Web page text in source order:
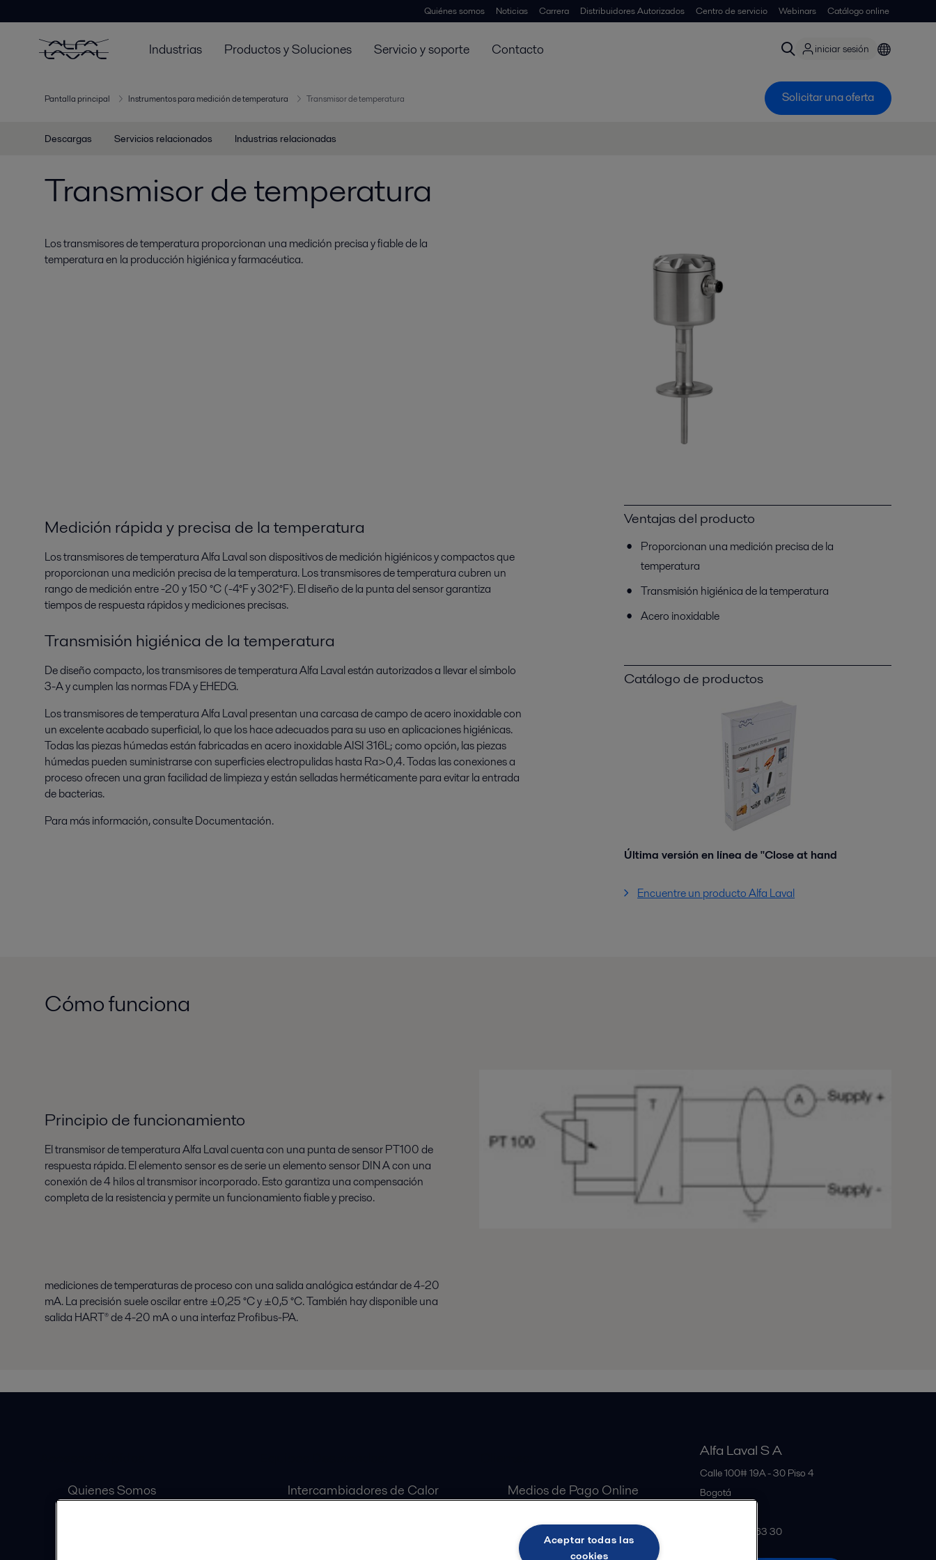
Quiénes somos Noticias Carrera Distribuidores Autorizados Centro de servicio Webinars Catálogo online
Industrias Productos y Soluciones Servicio y soporte Contacto iniciar sesión
Pantalla principal Instrumentos para medición de temperatura Transmisor de temperatura Solicitar una oferta
Descargas Servicios relacionados Industrias relacionadas
Transmisor de temperatura
Los transmisores de temperatura proporcionan una medición precisa y fiable de la
temperatura en la producción higiénica y farmacéutica.
Medición rápida y precisa de la temperatura
Los transmisores de temperatura Alfa Laval son dispositivos de medición higiénicos y compactos que
proporcionan una medición precisa de la temperatura. Los transmisores de temperatura cubren un
rango de medición entre -20 y 150 °C (-4°F y 302°F). El diseño de la punta del sensor garantiza
tiempos de respuesta rápidos y mediciones precisas.
Transmisión higiénica de la temperatura
De diseño compacto, los transmisores de temperatura Alfa Laval están autorizados a llevar el símbolo
3-A y cumplen las normas FDA y EHEDG.
Los transmisores de temperatura Alfa Laval presentan una carcasa de campo de acero inoxidable con
un excelente acabado superficial, lo que los hace adecuados para su uso en aplicaciones higiénicas.
Todas las piezas húmedas están fabricadas en acero inoxidable AISI 316L; como opción, las piezas
húmedas pueden suministrarse con superficies electropulidas hasta Ra>0,4. Todas las conexiones a
proceso ofrecen una gran facilidad de limpieza y están selladas herméticamente para evitar la entrada
de bacterias.
Para más información, consulte Documentación.
Ventajas del producto
Proporcionan una medición precisa de la
temperatura
Transmisión higiénica de la temperatura
Acero inoxidable
Catálogo de productos
Última versión en línea de "Close at hand
Encuentre un producto Alfa Laval
Cómo funciona
Principio de funcionamiento
El transmisor de temperatura Alfa Laval cuenta con una punta de sensor PT100 de
respuesta rápida. El elemento sensor es de serie un elemento sensor DIN A con una
conexión de 4 hilos al transmisor incorporado. Esto garantiza una compensación
completa de la resistencia y permite un funcionamiento fiable y preciso.
mediciones de temperaturas de proceso con una salida analógica estándar de 4-20
mA. La precisión suele oscilar entre ±0,25 °C y ±0,5 °C. También hay disponible una
salida HART® de 4-20 mA o una interfaz Profibus-PA.
Quienes Somos
Intercambiadores de Calor
Medios de Pago Online
Alfa Laval S A
Calle 100# 19A - 30 Piso 4
Bogotá
+57 601 291 63 30
Aceptar todas las
cookies